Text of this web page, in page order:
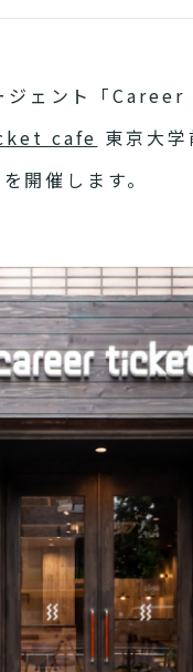
ジェント「
cafe 東京大
開催します。